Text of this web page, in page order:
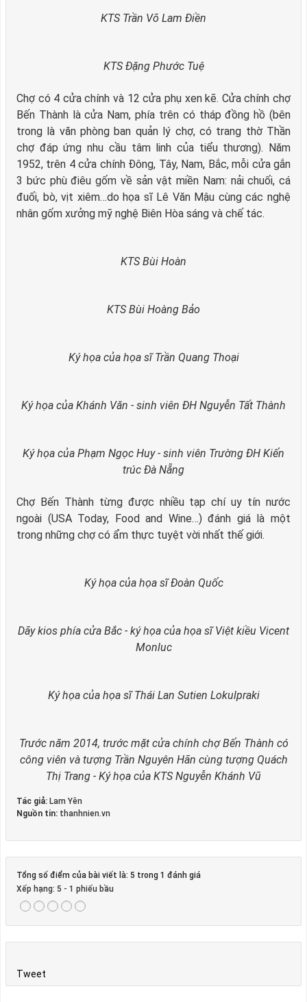
KTS Trần Võ Lam Điền
KTS Đặng Phước Tuệ
Chợ có 4 cửa chính và 12 cửa phụ xen kẽ. Cửa chính chợ
Bến Thành là cửa Nam, phía trên có tháp đồng hồ (bên
trong là văn phòng ban quản lý chợ, có trang thờ Thần
chợ đáp ứng nhu cầu tâm linh của tiểu thương). Năm
1952, trên 4 cửa chính Đông, Tây, Nam, Bắc, mỗi cửa gắn
3 bức phù điêu gốm về sản vật miền Nam: nải chuối, cá
đuối, bò, vịt xiêm…do họa sĩ Lê Văn Mậu cùng các nghệ
nhân gốm xưởng mỹ nghệ Biên Hòa sáng và chế tác.
KTS Bùi Hoàn
KTS Bùi Hoàng Bảo
Ký họa của họa sĩ Trần Quang Thoại
Ký họa của Khánh Văn - sinh viên ĐH Nguyễn Tất Thành
Ký họa của Phạm Ngọc Huy - sinh viên Trường ĐH Kiến
trúc Đà Nẵng
Chợ Bến Thành từng được nhiều tạp chí uy tín nước
ngoài (USA Today, Food and Wine…) đánh giá là một
trong những chợ có ẩm thực tuyệt vời nhất thế giới.
Ký họa của họa sĩ Đoàn Quốc
Dãy kios phía cửa Bắc - ký họa của họa sĩ Việt kiều Vicent
Monluc
Ký họa của họa sĩ Thái Lan Sutien Lokulpraki
Trước năm 2014, trước mặt cửa chính chợ Bến Thành có
công viên và tượng Trần Nguyên Hãn cùng tượng Quách
Thị Trang - Ký họa của KTS Nguyễn Khánh Vũ
Tác giả: Lam Yên
Nguồn tin: thanhnien.vn
Tổng số điểm của bài viết là: 5 trong 1 đánh giá
Xếp hạng: 5 - 1 phiếu bầu
Tweet